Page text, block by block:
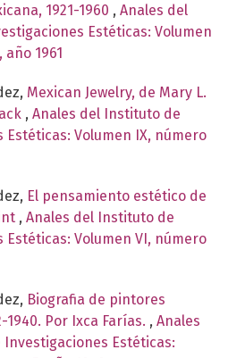
1921-1960 , Anales del
Estéticas: Volumen
1961
Mexican Jewelry, de Mary L.
, Anales del Instituto de
Estéticas: Volumen IX, número
El pensamiento estético de
, Anales del Instituto de
Estéticas: Volumen VI, número
Biografia de pintores
1940. Por Ixca Farías. , Anales
Estéticas: